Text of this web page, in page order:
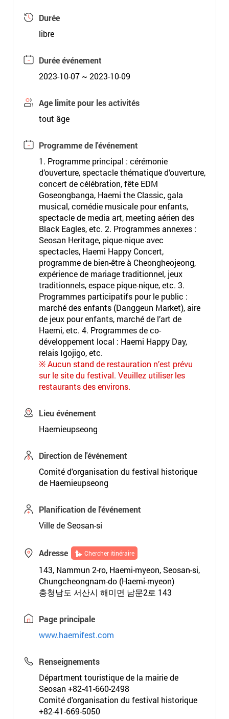
Durée
libre
Durée événement
2023-10-07 ~ 2023-10-09
Age limite pour les activités
tout âge
Programme de l'événement
1. Programme principal : cérémonie
d’ouverture, spectacle thématique d’ouverture,
concert de célébration, fête EDM
Goseongbanga, Haemi the Classic, gala
musical, comédie musicale pour enfants,
spectacle de media art, meeting aérien des
Black Eagles, etc. 2. Programmes annexes :
Seosan Heritage, pique-nique avec
spectacles, Haemi Happy Concert,
programme de bien-être à Cheongheojeong,
expérience de mariage traditionnel, jeux
traditionnels, espace pique-nique, etc. 3.
Programmes participatifs pour le public :
marché des enfants (Danggeun Market), aire
de jeux pour enfants, marché de l’art de
Haemi, etc. 4. Programmes de co-
développement local : Haemi Happy Day,
relais Igojigo, etc.
※ Aucun stand de restauration n’est prévu
sur le site du festival. Veuillez utiliser les
restaurants des environs.
Lieu événement
Haemieupseong
Direction de l'événement
Comité d'organisation du festival historique
de Haemieupseong
Planification de l'événement
Ville de Seosan-si
Adresse Chercher itinéraire
143, Nammun 2-ro, Haemi-myeon, Seosan-si,
Chungcheongnam-do (Haemi-myeon)
충청남도 서산시 해미면 남문2로 143
Page principale
www.haemifest.com
Renseignements
Départment touristique de la mairie de
Seosan +82-41-660-2498
Comité d'organisation du festival historique
+82-41-669-5050